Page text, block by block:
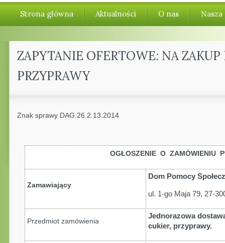
Strona główna Aktualności O nas
ZAPYTANIE OFERTOWE: NA
PRZYPRAWY
Znak sprawy DAG.26.2.13.2014
OGŁOSZENIE O ZAMÓWIENIU
Zamawiający
Dom Pomocy
ul. 1-go Maja 79, 27-
Przedmiot zamówienia
Jednorazowa
cukier, przyprawy.